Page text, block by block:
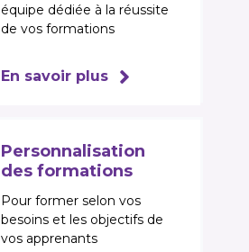
équipe dédiée à la réussite
de vos formations
En savoir plus
Personnalisation
des formations
Pour former selon vos
besoins et les objectifs de
vos apprenants